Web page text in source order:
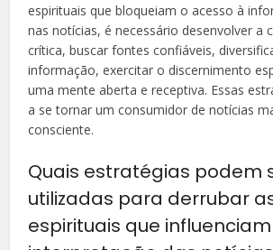
espirituais que bloqueiam o acesso à
nas notícias, é necessário desenvolver a
crítica, buscar fontes confiáveis,
informação, exercitar o discernimento
uma mente aberta e receptiva. Essas
a se tornar um consumidor de notícias
consciente.
Quais estratégias podem
utilizadas para derrubar
espirituais que